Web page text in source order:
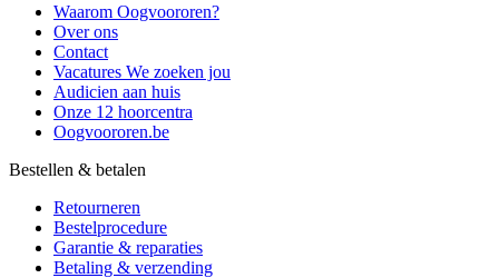
Waarom Oogvoororen?
Over ons
Contact
Vacatures We zoeken jou
Audicien aan huis
Onze 12 hoorcentra
Oogvoororen.be
Bestellen & betalen
Retourneren
Bestelprocedure
Garantie & reparaties
Betaling & verzending